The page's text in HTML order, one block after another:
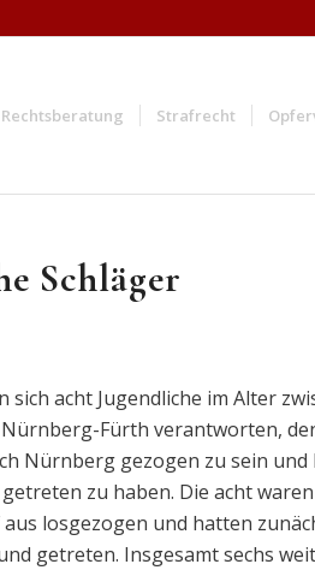
Rechtsberatung Strafrecht
Schläger
acht Jugendliche im Alter
Fürth verantworten,
Nürnberg gezogen zu sein und
zu haben. Die acht
losgezogen und hatten
getreten. Insgesamt sechs